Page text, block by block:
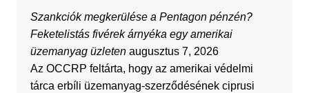
Szankciók megkerülése a Pentagon pénzén?
Feketelistás fivérek árnyéka egy amerikai
üzemanyag üzleten augusztus 7, 2026
Az OCCRP feltárta, hogy az amerikai védelmi
tárca erbíli üzemanyag-szerződésének ciprusi